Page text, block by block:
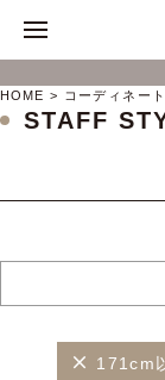
HOME コーディネー
STAFF
171cm